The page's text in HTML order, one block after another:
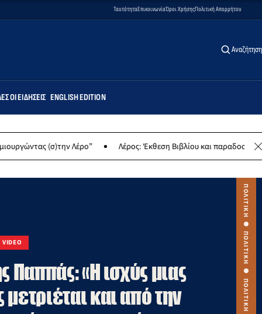
ΤαυτότηταΕπικοινωνίαΌροι ΧρήσηςΠολιτική Απορρήτου
Αναζήτηση
ΟΙ ΕΙΔΉΣΕΙΣ ENGLISH EDITION
Λέρος: Έκθεση Βιβλίου και παραδοσιακών γλυκών για
VIDEO
Παππάς: «Η ισχύς μιας
και από την